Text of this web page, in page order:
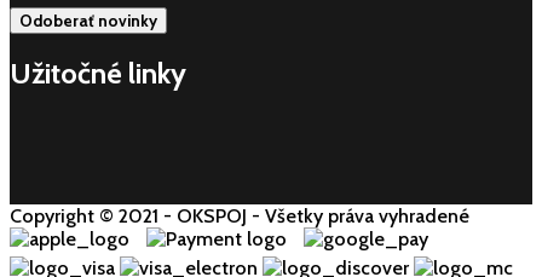
Užitočné linky
Copyright © 2021 - OKSPOJ - Všetky práva vyhradené